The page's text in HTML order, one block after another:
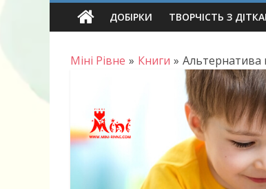
Skip
ДОБІРКИ ТВОРЧІСТЬ З
Міні Рівне » Книги » Альтернатива